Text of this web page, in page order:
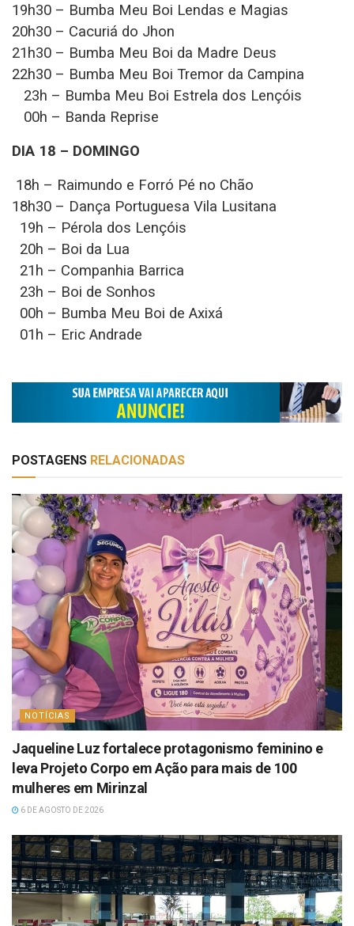
19h30 – Bumba Meu Boi Lendas e Magias
20h30 – Cacuriá do Jhon
21h30 – Bumba Meu Boi da Madre Deus
22h30 – Bumba Meu Boi Tremor da Campina
23h – Bumba Meu Boi Estrela dos Lençóis
00h – Banda Reprise
DIA 18 – DOMINGO
18h – Raimundo e Forró Pé no Chão
18h30 – Dança Portuguesa Vila Lusitana
19h – Pérola dos Lençóis
20h – Boi da Lua
21h – Companhia Barrica
23h – Boi de Sonhos
00h – Bumba Meu Boi de Axixá
01h – Eric Andrade
POSTAGENS RELACIONADAS
NOTÍCIAS
Jaqueline Luz fortalece protagonismo feminino e
leva Projeto Corpo em Ação para mais de 100
mulheres em Mirinzal
6 DE AGOSTO DE 2026